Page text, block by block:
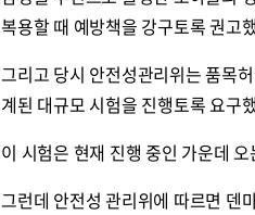
복용할 때 예방책을 강구토록 권고
그리고 당시 안전성관리위는 품목
계된 대규모 시험을 진행토록 요구
이 시험은 현재 진행 중인 가운데
그런데 안전성 관리위에 따르면